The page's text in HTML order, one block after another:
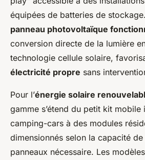
équipées de batteries de
panneau photovoltaïque
conversion directe de la lumière
technologie cellule solaire,
électricité propre sans
Pour l’énergie solaire
gamme s’étend du petit kit mobile
camping-cars à des modules
dimensionnés selon la capacité
panneaux nécessaire. Les